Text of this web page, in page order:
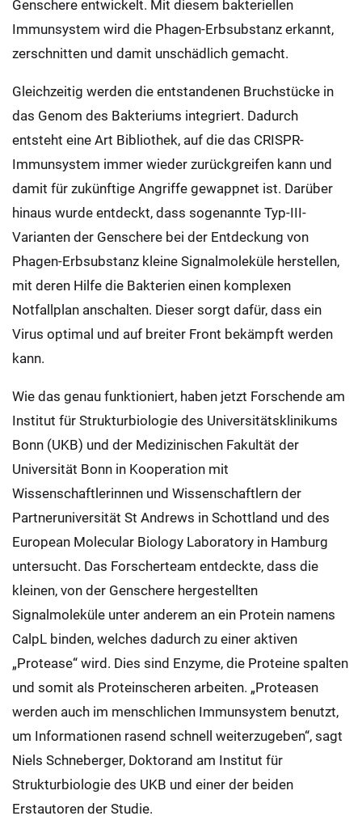
Genschere entwickelt. Mit diesem bakteriellen
Immunsystem wird die Phagen-Erbsubstanz erkannt,
zerschnitten und damit unschädlich gemacht.
Gleichzeitig werden die entstandenen Bruchstücke in
das Genom des Bakteriums integriert. Dadurch
entsteht eine Art Bibliothek, auf die das CRISPR-
Immunsystem immer wieder zurückgreifen kann und
damit für zukünftige Angriffe gewappnet ist. Darüber
hinaus wurde entdeckt, dass sogenannte Typ-III-
Varianten der Genschere bei der Entdeckung von
Phagen-Erbsubstanz kleine Signalmoleküle herstellen,
mit deren Hilfe die Bakterien einen komplexen
Notfallplan anschalten. Dieser sorgt dafür, dass ein
Virus optimal und auf breiter Front bekämpft werden
kann.
Wie das genau funktioniert, haben jetzt Forschende am
Institut für Strukturbiologie des Universitätsklinikums
Bonn (UKB) und der Medizinischen Fakultät der
Universität Bonn in Kooperation mit
Wissenschaftlerinnen und Wissenschaftlern der
Partneruniversität St Andrews in Schottland und des
European Molecular Biology Laboratory in Hamburg
untersucht. Das Forscherteam entdeckte, dass die
kleinen, von der Genschere hergestellten
Signalmoleküle unter anderem an ein Protein namens
CalpL binden, welches dadurch zu einer aktiven
„Protease“ wird. Dies sind Enzyme, die Proteine spalten
und somit als Proteinscheren arbeiten. „Proteasen
werden auch im menschlichen Immunsystem benutzt,
um Informationen rasend schnell weiterzugeben“, sagt
Niels Schneberger, Doktorand am Institut für
Strukturbiologie des UKB und einer der beiden
Erstautoren der Studie.